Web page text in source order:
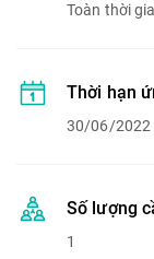
Toàn thời
Thời hạn
30/06/2022
Số lượng
1